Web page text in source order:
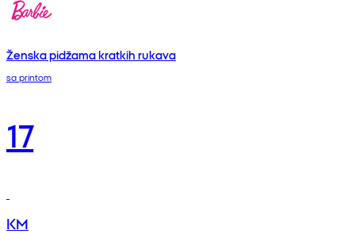
Ženska pidžama kratkih rukava
sa printom
17
KM